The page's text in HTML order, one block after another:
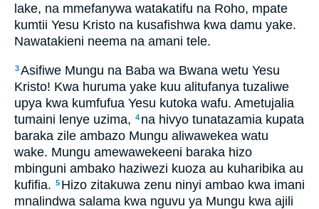
lake, na mmefanywa watakatifu na Roho, mpate
kumtii Yesu Kristo na kusafishwa kwa damu yake.
Nawatakieni neema na amani tele.
3Asifiwe Mungu na Baba wa Bwana wetu Yesu
Kristo! Kwa huruma yake kuu alitufanya tuzaliwe
upya kwa kumfufua Yesu kutoka wafu. Ametujalia
tumaini lenye uzima, 4 na hivyo tunatazamia kupata
baraka zile ambazo Mungu aliwawekea watu
wake. Mungu amewawekeeni baraka hizo
mbinguni ambako haziwezi kuoza au kuharibika au
kufifia. 5 Hizo zitakuwa zenu ninyi ambao kwa imani
mnalindwa salama kwa nguvu ya Mungu kwa ajili